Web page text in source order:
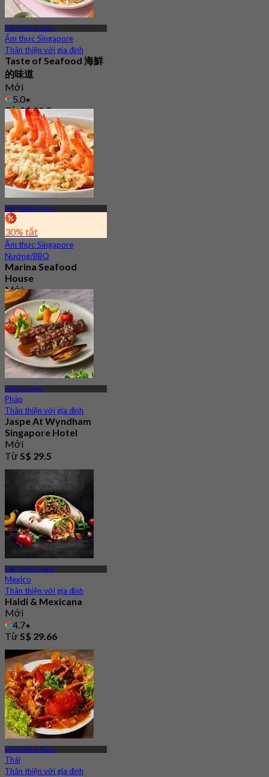
MRT Raffles Place
Ẩm thực Singapore
Thân thiện với gia đình
Taste of Seafood 海鮮
的味道
Mới
5.0
TừS$ 29.5
MRT Raffles Place
30% tắt
Ẩm thực Singapore
Nướng/BBQ
Marina Seafood
House
Mới
4.8
TừS$ 34.5
MRT City Hall
Pháp
Thân thiện với gia đình
Jaspe At Wyndham
Singapore Hotel
Mới
Từ S$ 29.5
MRT Raffles Place
Mexico
Thân thiện với gia đình
Haldi & Mexicana
Mới
4.7
Từ S$ 29.66
MRT Raffles Place
Thái
Thân thiện với gia đình